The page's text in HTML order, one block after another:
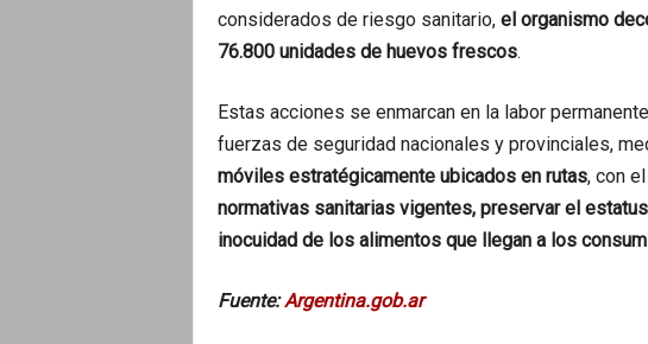
considerados de riesgo sanitario, el organismo
76.800 unidades de huevos frescos.
Estas acciones se enmarcan en la labor
fuerzas de seguridad nacionales y provinciales,
móviles estratégicamente ubicados en rutas, con
normativas sanitarias vigentes, preservar el
inocuidad de los alimentos que llegan a los
Fuente:Argentina.gob.ar